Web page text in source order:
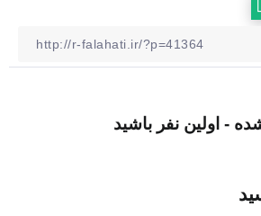
- اولین نفر باشید